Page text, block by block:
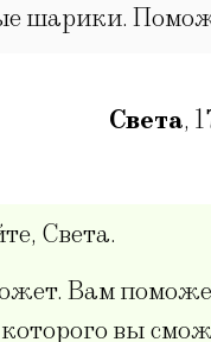
шарики.
Света,
Света.
Вам
вы